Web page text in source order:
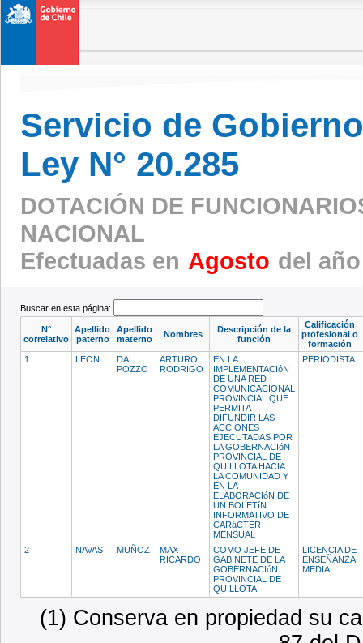
Servicio de
Ley N° 20.285
DOTACIÓN DE
NACIONAL
Efectuadas en Agosto del
Buscar en esta página:
N°
correlativo
Apellido
paterno
Apellido
materno
Nombres
Descripción de la
función
Calificación
profesional o
formación
1
LEON
DAL
POZZO
ARTURO
RODRIGO
EN LA
IMPLEMENTACIóN
DE UNA RED
COMUNICACIONAL
PROVINCIAL QUE
PERMITA
DIFUNDIR LAS
ACCIONES
EJECUTADAS POR
LA GOBERNACIóN
PROVINCIAL DE
QUILLOTA HACIA
LA COMUNIDAD Y
EN LA
ELABORACIóN DE
UN BOLETíN
INFORMATIVO DE
CARáCTER
MENSUAL
PERIODISTA
2 NAVAS MUÑOZ
MAX
RICARDO
COMO JEFE DE
GABINETE DE LA
GOBERNACIóN
PROVINCIAL DE
QUILLOTA
LICENCIA DE
ENSEÑANZA
MEDIA
(1) Conserva en propiedad su